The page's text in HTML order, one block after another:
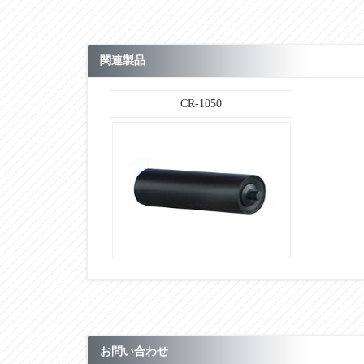
H3
セット重量(kg）
■その他
関連製品
CR-1050
お問い合わせ